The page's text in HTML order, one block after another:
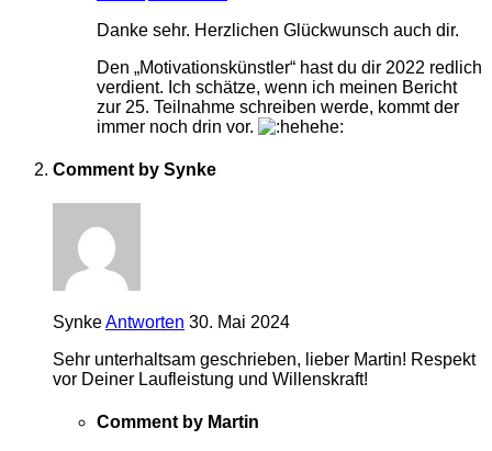
Danke sehr. Herzlichen Glückwunsch auch dir.
Den „Motivationskünstler“ hast du dir 2022 redlich
verdient. Ich schätze, wenn ich meinen Bericht
zur 25. Teilnahme schreiben werde, kommt der
immer noch drin vor.
Comment by Synke
SynkeAntworten 30. Mai 2024
Sehr unterhaltsam geschrieben, lieber Martin! Respekt
vor Deiner Laufleistung und Willenskraft!
Comment by Martin